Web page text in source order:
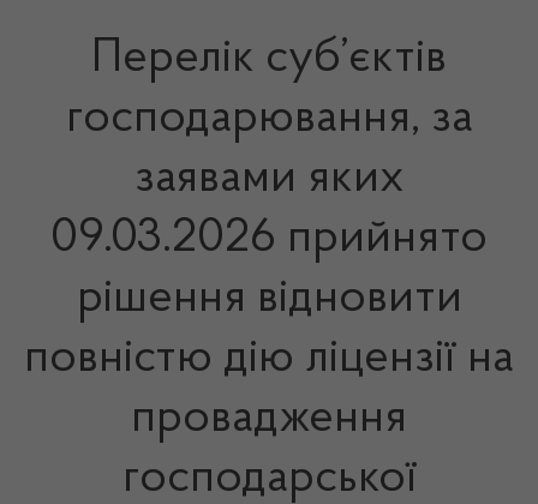
Перелік суб’єктів
господарювання, за
заявами яких
09.03.2026 прийнято
рішення відновити
повністю дію ліцензії на
провадження
господарської